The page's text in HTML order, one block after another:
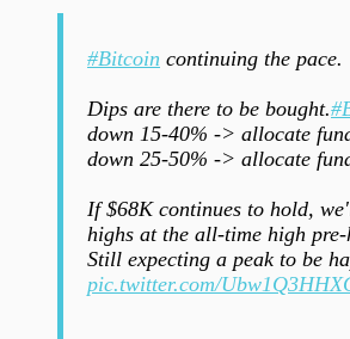
#Bitcoin continuing the pace.
Dips are there to be bought.
down 15-40% -> allocate
down 25-50% -> allocate
If $68K continues to hold,
highs at the all-time high
Still expecting a peak to be
pic.twitter.com/